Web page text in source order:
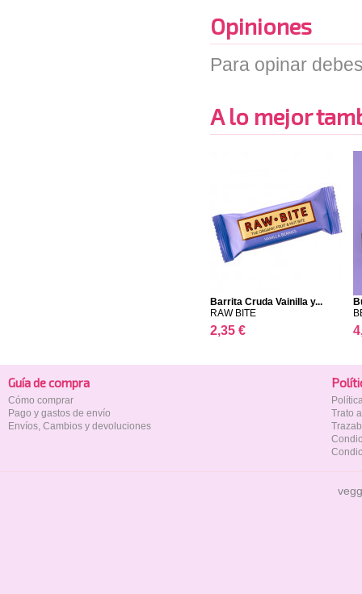
Opiniones
Para opinar
A lo mejor
Barrita Cruda Vainilla y...
RAW BITE
2,35 €
Guía de compra
Cómo comprar
Pago y gastos de envío
Envíos, Cambios y devoluciones
Trato